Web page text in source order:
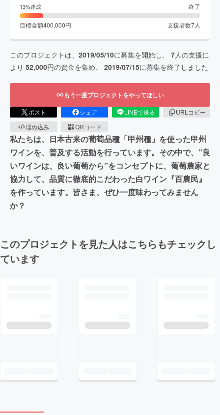
13%達成 終了
目標金額400,000円 支援者数7人
このプロジェクトは、 2019/05/10に募集を開始し、 7人の支援に
より 52,000円の資金を集め、 2019/07/15に募集を終了しました
もう一度プロジェクトをやってほしい
ポスト シェア LINEで送る
URLコピー
埋め込み
QRコード
私たちは、日本古来の葡萄品種「甲州種」を使った甲州
ワインを、普及する活動を行っています。その中で、”良
いワインは、良い葡萄から”をコンセプトに、葡萄農家と
協力して、品質に徹底的こだわった白ワイン『百農民』
を作っています。皆さま、ぜひ一度味わってみません
か？
このプロジェクトを見た人はこちらもチェックし
ています